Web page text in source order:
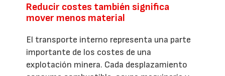
Reducir costes también significa
mover menos material
El transporte interno representa una parte
importante de los costes de una
explotación minera. Cada desplazamiento